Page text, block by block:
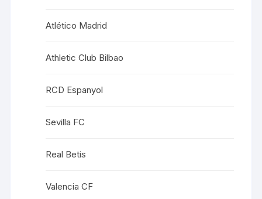
Atlético Madrid
Athletic Club Bilbao
RCD Espanyol
Sevilla FC
Real Betis
Valencia CF